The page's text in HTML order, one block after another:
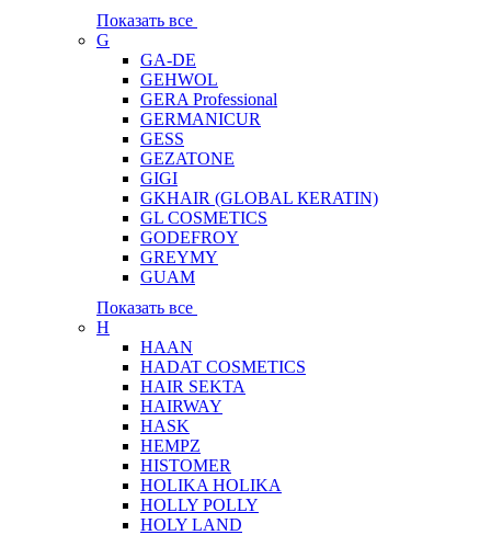
Показать все
G
GA-DE
GEHWOL
GERA Professional
GERMANICUR
GESS
GEZATONE
GIGI
GKHAIR (GLOBAL КЕRATIN)
GL COSMETICS
GODEFROY
GREYMY
GUAM
Показать все
H
HAAN
HADAT COSMETICS
HAIR SEKTA
HAIRWAY
HASK
HEMPZ
HISTOMER
HOLIKA HOLIKA
HOLLY POLLY
HOLY LAND